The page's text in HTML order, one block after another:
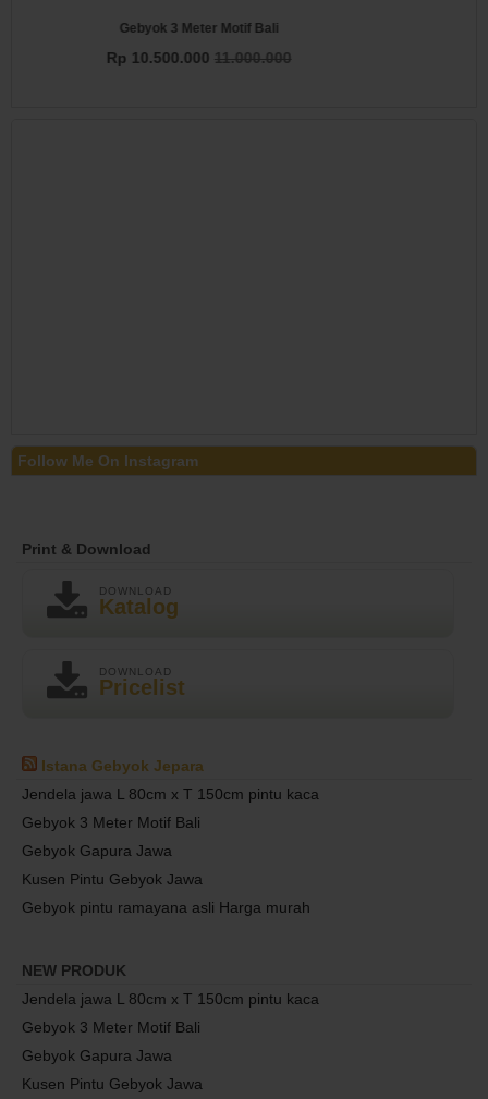
Gebyok Gapura Jawa
Rp 5.000.000
Follow Me On Instagram
Print & Download
DOWNLOAD
Katalog
DOWNLOAD
Pricelist
Istana Gebyok Jepara
Jendela jawa L 80cm x T 150cm pintu kaca
Gebyok 3 Meter Motif Bali
Gebyok Gapura Jawa
Kusen Pintu Gebyok Jawa
Gebyok pintu ramayana asli Harga murah
NEW PRODUK
Jendela jawa L 80cm x T 150cm pintu kaca
Gebyok 3 Meter Motif Bali
Gebyok Gapura Jawa
Kusen Pintu Gebyok Jawa